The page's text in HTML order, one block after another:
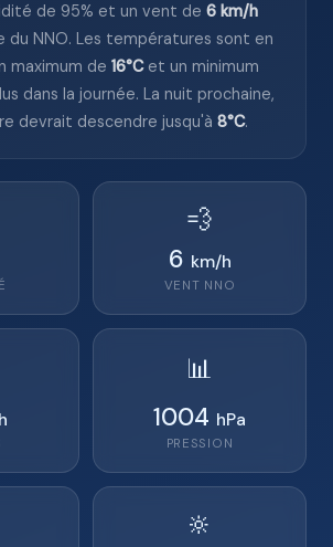
de 95% et un vent de 6 km/h
du NNO. Les températures sont en
maximum de 16°Cet un minimum
dans la journée. La nuit prochaine,
devrait descendre jusqu'à 8°C.
💨
6 km/h
VENT NNO
📊
1004 hPa
PRESSION
🔆